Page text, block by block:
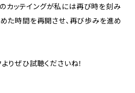
カッテイングが私には再び時を刻み
た時間を再開させ、再び歩みを進め
りぜひ試聴くださいね！